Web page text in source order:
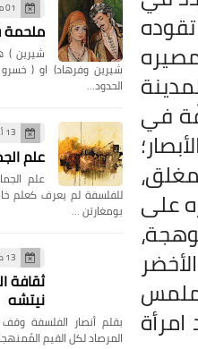
في
على
01 مايو 2019
ملحمة
شيرين )
شيرين وفرهاد) او (
الحدود…
13 أغسطس 2018
علم
علم
للفلسفة لم يعرف كعلم
بومغارتن …
13 ديسمبر 2019
ثقافة
نيتشه
بقلم أنصار الفلسفة
المرصاد لكل القيم